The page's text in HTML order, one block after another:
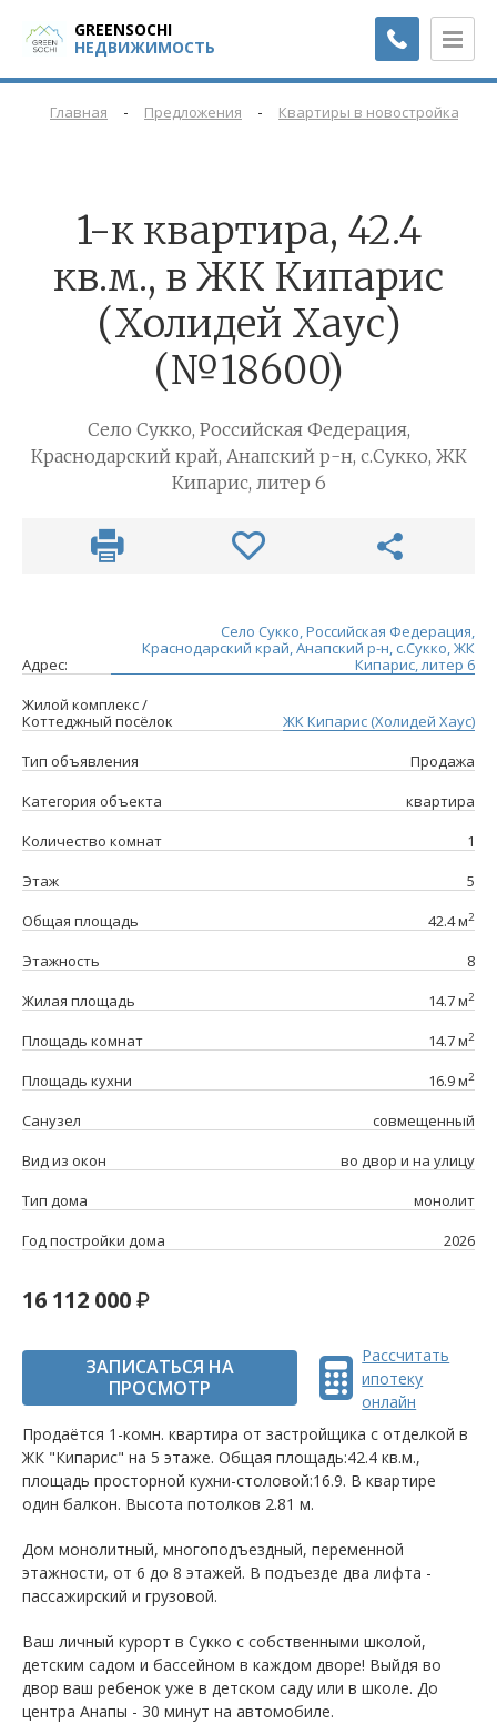
GREENSOCHI
НЕДВИЖИМОСТЬ
Главная - Предложения - Квартиры в новостройках
1-к квартира, 42.4
кв.м., в ЖК Кипарис
(Холидей Хаус)
(№18600)
Село Сукко, Российская Федерация,
Краснодарский край, Анапский р-н, с.Сукко, ЖК
Кипарис, литер 6
Адрес:
Село Сукко, Российская Федерация,
Краснодарский край, Анапский р-н, с.Сукко, ЖК
Кипарис, литер 6
Жилой комплекс /
Коттеджный посёлок
ЖК Кипарис (Холидей Хаус)
Тип объявления
Продажа
Категория объекта
квартира
Количество комнат
1
Этаж
5
Общая площадь
42.4 м2
Этажность
8
Жилая площадь
14.7 м2
Площадь комнат 14.7 м2
Площадь кухни 16.9 м2
Санузел
совмещенный
Вид из окон
во двор и на улицу
Тип дома
монолит
Год постройки дома
2026
16 112 000
ЗАПИСАТЬСЯ НА
ПРОСМОТР
Рассчитать
ипотеку
онлайн
Продаётся 1-комн. квартира от застройщика c отделкой в
ЖК "Кипарис" на 5 этаже. Общая площадь:42.4 кв.м.,
площадь просторной кухни-столовой:16.9. B квартире
один балкон. Высота потолков 2.81 м.
Дом монолитный, многоподъездный, переменной
этажности, от 6 до 8 этажей. B подъезде два лифта -
пассажирский и грузовой.
Ваш личный курорт в Сукко с собственными школой,
детским садом и бассейном в каждом дворе! Выйдя во
двор ваш ребенок уже в детском саду или в школе. До
центра Анапы - 30 минут на автомобиле.